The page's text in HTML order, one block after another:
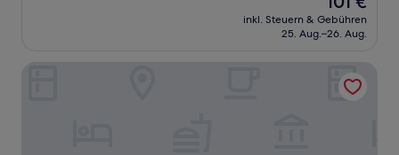
Preis
beträgt
inkl. Steuern & Gebühren
25. Aug.–26. Aug.
Nostalgia Hotel（Beijing Prince Gong’s Mansion）